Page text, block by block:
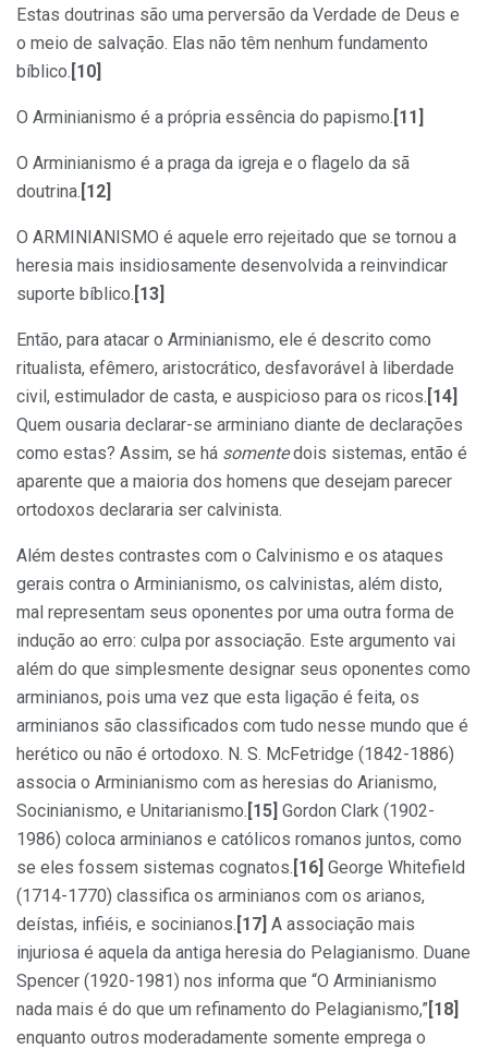
Estas doutrinas são uma perversão da Verdade de Deus e
o meio de salvação. Elas não têm nenhum fundamento
bíblico. [10]
O Arminianismo é a própria essência do papismo. [11]
O Arminianismo é a praga da igreja e o flagelo da sã
doutrina. [12]
O ARMINIANISMO é aquele erro rejeitado que se tornou a
heresia mais insidiosamente desenvolvida a reinvindicar
suporte bíblico. [13]
Então, para atacar o Arminianismo, ele é descrito como
ritualista, efêmero, aristocrático, desfavorável à liberdade
civil, estimulador de casta, e auspicioso para os ricos. [14]
Quem ousaria declarar-se arminiano diante de declarações
como estas? Assim, se há somentedois sistemas, então é
aparente que a maioria dos homens que desejam parecer
ortodoxos declararia ser calvinista.
Além destes contrastes com o Calvinismo e os ataques
gerais contra o Arminianismo, os calvinistas, além disto,
mal representam seus oponentes por uma outra forma de
indução ao erro: culpa por associação. Este argumento vai
além do que simplesmente designar seus oponentes como
arminianos, pois uma vez que esta ligação é feita, os
arminianos são classificados com tudo nesse mundo que é
herético ou não é ortodoxo. N. S. McFetridge (1842-1886)
associa o Arminianismo com as heresias do Arianismo,
Socinianismo, e Unitarianismo. [15] Gordon Clark (1902-
1986) coloca arminianos e católicos romanos juntos, como
se eles fossem sistemas cognatos. [16] George Whitefield
(1714-1770) classifica os arminianos com os arianos,
deístas, infiéis, e socinianos. [17] A associação mais
injuriosa é aquela da antiga heresia do Pelagianismo. Duane
Spencer (1920-1981) nos informa que “O Arminianismo
nada mais é do que um refinamento do Pelagianismo,” [18]
enquanto outros moderadamente somente emprega o